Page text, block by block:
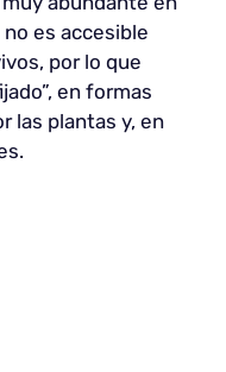
es accesible
por lo que
en formas
las plantas y, en